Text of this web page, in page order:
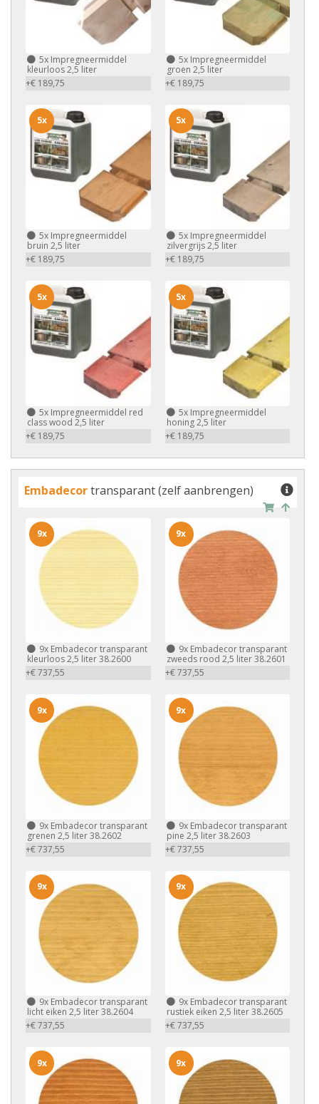
5x Impregneermiddel
kleurloos 2,5 liter
+€ 189,75
5xImpregneermiddel
groen 2,5 liter
+€ 189,75
5x Impregneermiddel
bruin 2,5 liter
+€ 189,75
5x
5xImpregneermiddel
zilvergrijs 2,5 liter
+€ 189,75
5x
5x Impregneermiddel red
class wood 2,5 liter
+€ 189,75
5x
5xImpregneermiddel
honing 2,5 liter
+€ 189,75
5x
Embadecortransparant (zelf aanbrengen)
9x Embadecor transparant
kleurloos 2,5 liter 38.2600
+€ 737,55
9x
9xEmbadecor transparant
zweeds rood 2,5 liter 38.2601
+€ 737,55
9x
9x Embadecor transparant
grenen 2,5 liter 38.2602
+€ 737,55
9x
9xEmbadecor transparant
pine 2,5 liter 38.2603
+€ 737,55
9x
9x Embadecor transparant
licht eiken 2,5 liter 38.2604
+€ 737,55
9x
9xEmbadecor transparant
rustiek eiken 2,5 liter 38.2605
+€ 737,55
9x
9x 9x